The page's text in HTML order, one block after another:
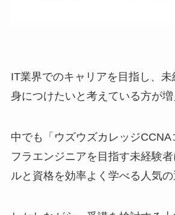
IT業界でのキャリアを目指し、
身につけたいと考えている方が増
中でも「ウズウズカレッジ
フラエンジニアを目指す未経験
ルと資格を効率よく学べる人気の